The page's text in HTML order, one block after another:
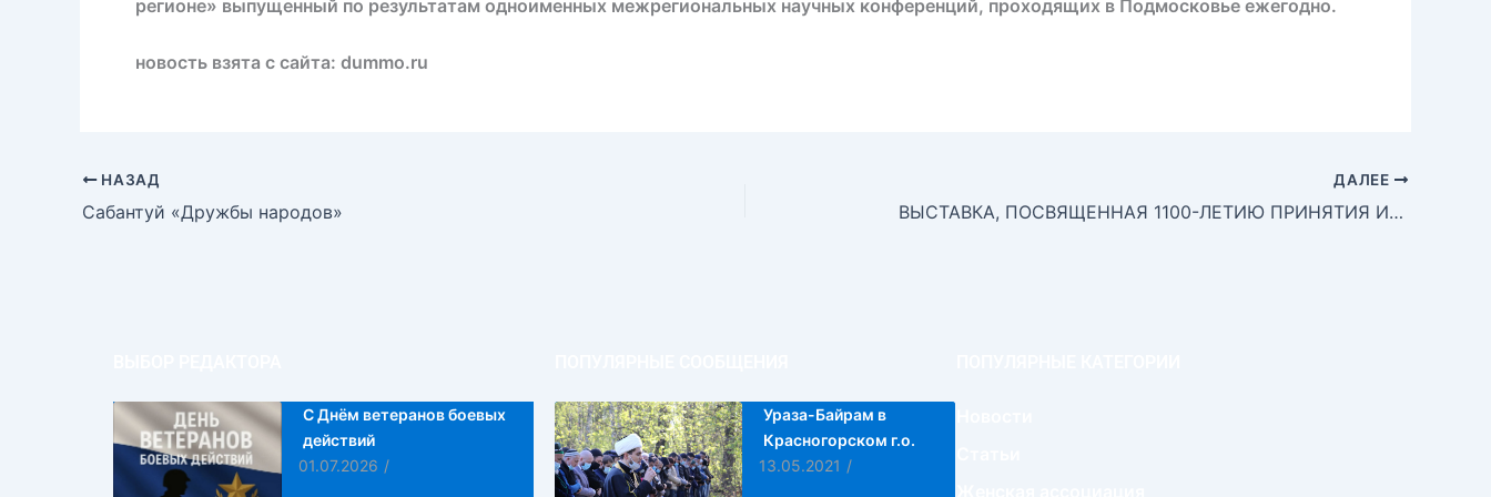
регионе» выпущенный по результатам одноименных межрегиональных научных конференций, проходящих в Подмосковье ежегодно.
новость взята с сайта: dummo.ru
НАЗАД
Сабантуй «Дружбы народов»
ДАЛЕЕ
ВЫСТАВКА, ПОСВЯЩЕННАЯ 1100-ЛЕТИЮ ПРИНЯТИЯ ИСЛАМА ВОЛЖСКОЙ БУЛГАРИЕЙ, БЫЛА ПРЕДСТАВЛЕНА НА ОБЛАСТНОМ САБАНТУЕ В КРАСНОГОРСКЕ
С Днём ветеранов боевых
действий
01.07.2026 /
Ураза-Байрам в
Красногорском г.о.
13.05.2021 /